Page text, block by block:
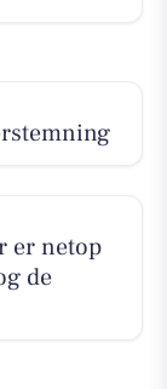
er netop
de